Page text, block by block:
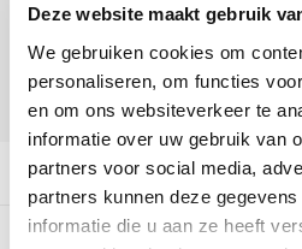
Deze website maakt gebruik
We gebruiken cookies om
personaliseren, om functies
en om ons websiteverkeer te
informatie over uw gebruik van
partners voor social media,
partners kunnen deze
informatie die u aan ze heeft
Toevoegen
DELEN:
Productomschrijving
Gerelateerde producten